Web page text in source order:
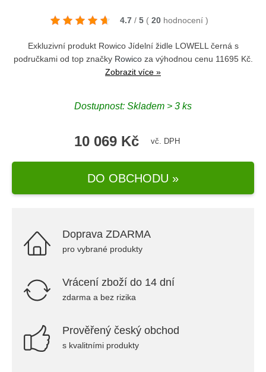
4.7 / 5 ( 20 hodnocení )
Exkluzivní produkt Rowico Jídelní židle LOWELL černá s
područkami od top značky Rowicoza výhodnou cenu 11695 Kč.
Zobrazit více »
Dostupnost: Skladem > 3 ks
10 069 Kč vč. DPH
DO OBCHODU »
Doprava ZDARMA
pro vybrané produkty
Vrácení zboží do 14 dní
zdarma a bez rizika
Prověřený český obchod
s kvalitními produkty